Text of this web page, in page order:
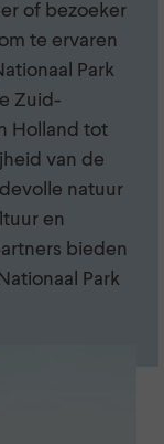
of bezoeker
te ervaren
Park
Zuid-
Holland tot
van de
natuur
en
bieden
Park